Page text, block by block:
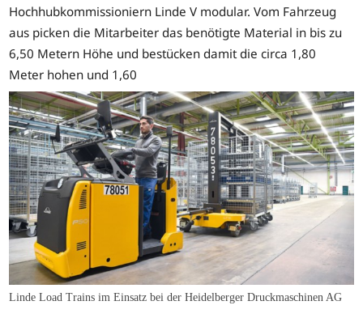
Hochhubkommissioniern Linde V modular. Vom Fahrzeug
aus picken die Mitarbeiter das benötigte Material in bis zu
6,50 Metern Höhe und bestücken damit die circa 1,80
Meter hohen und 1,60
Linde Load Trains im Einsatz bei der Heidelberger Druckmaschinen AG